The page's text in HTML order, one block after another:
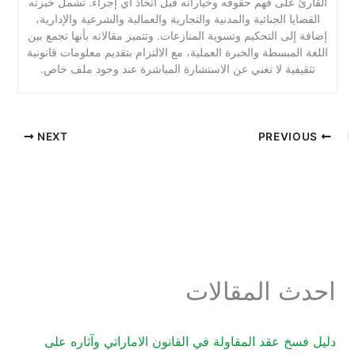
القضايا الجنائية والمدنية والتجارية والعمالية والشرعية والإدارية،
إضافة إلى التحكيم وتسوية المنازعات. وتتميز مقالاته بأنها تجمع بين
اللغة المبسطة والخبرة العملية، مع الالتزام بتقديم معلومات قانونية
تثقيفية لا تغني عن الاستشارة المباشرة عند وجود ملف خاص.
NEXT
احدث المقالات
دليل فسخ عقد المقاولة في القانون الاماراتي وآثاره على